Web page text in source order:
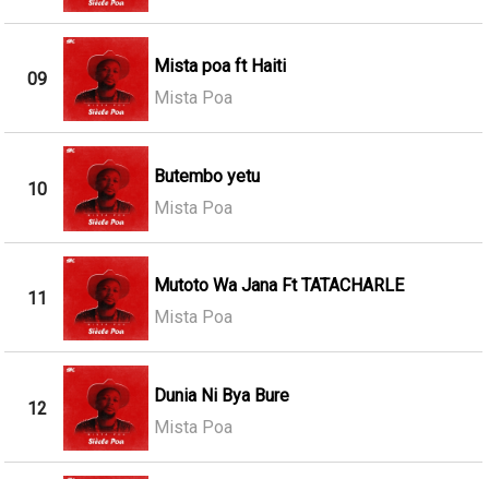
09
Mista poa ft Haiti
Mista Poa
10
Butembo yetu
Mista Poa
11
Mutoto Wa Jana Ft TATACHARLE
Mista Poa
12
Dunia Ni Bya Bure
Mista Poa